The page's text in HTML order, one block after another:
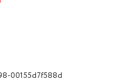
00155d7f588d